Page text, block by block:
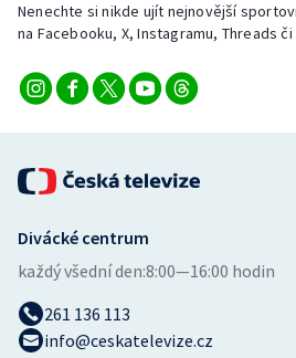
Nenechte si nikde ujít nejnovější
na Facebooku, X, Instagramu, Threads
Divácké centrum
každý všední den:8:00—16:00 hodin
261 136 113
info@ceskatelevize.cz